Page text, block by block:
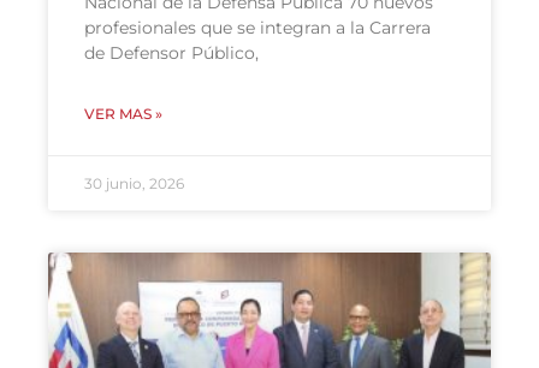
profesionales que se integran a la Carrera
de Defensor Público,
VER MAS »
30 junio, 2026